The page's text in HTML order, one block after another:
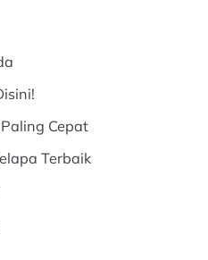
Cepat
Terbaik